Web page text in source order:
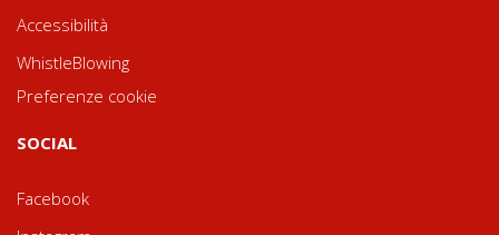
Accessibilità
WhistleBlowing
Preferenze cookie
SOCIAL
Facebook